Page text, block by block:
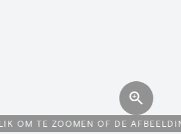
OM TE ZOOMEN OF DE